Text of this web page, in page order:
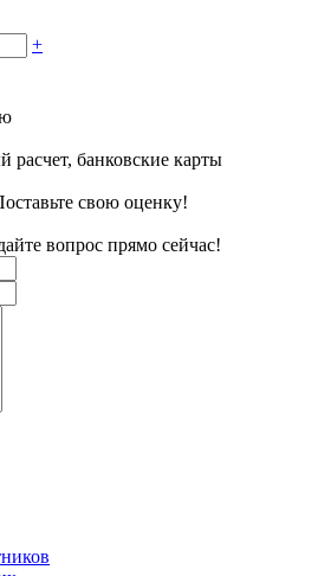
+
банковские карты
свою оценку!
вопрос прямо сейчас!